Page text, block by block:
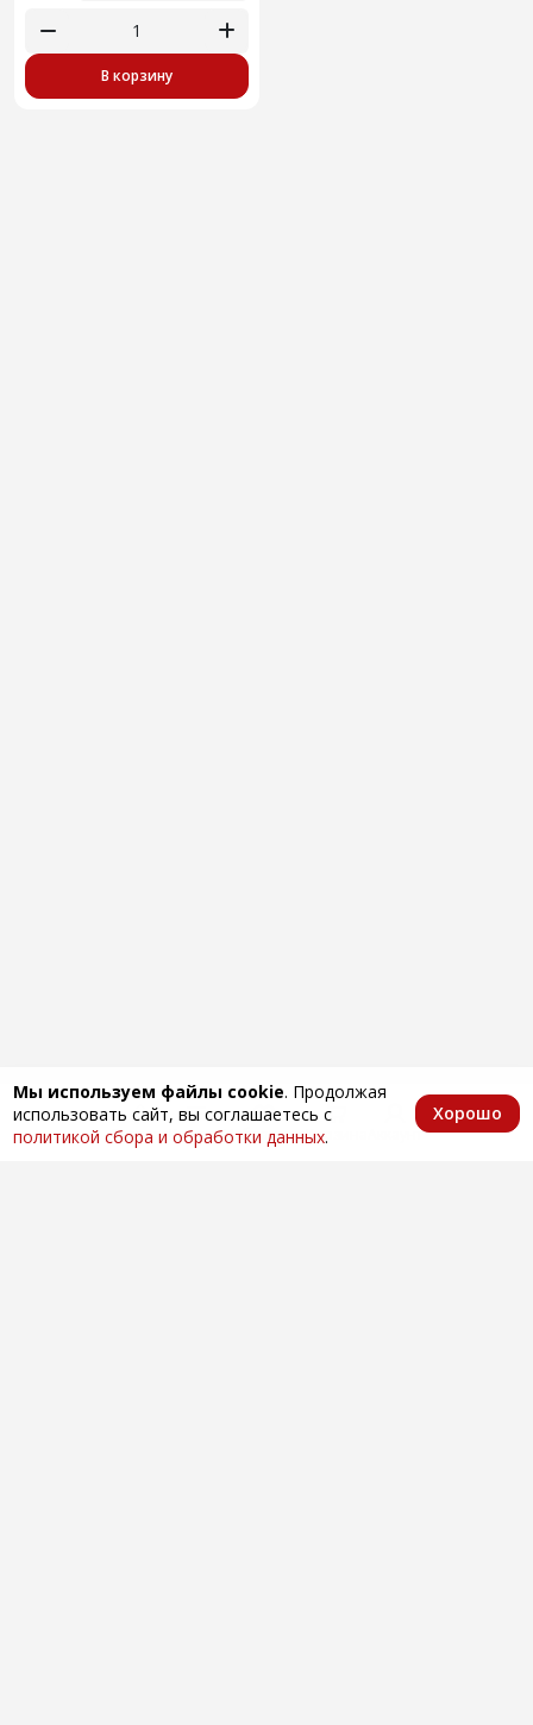
В корзину
Мы используем файлы cookie. Продолжая
использовать сайт, вы соглашаетесь с
политикой сбора и обработки данных.
Хорошо
Главная КаталогИзбранноеКорзина Аккаунт